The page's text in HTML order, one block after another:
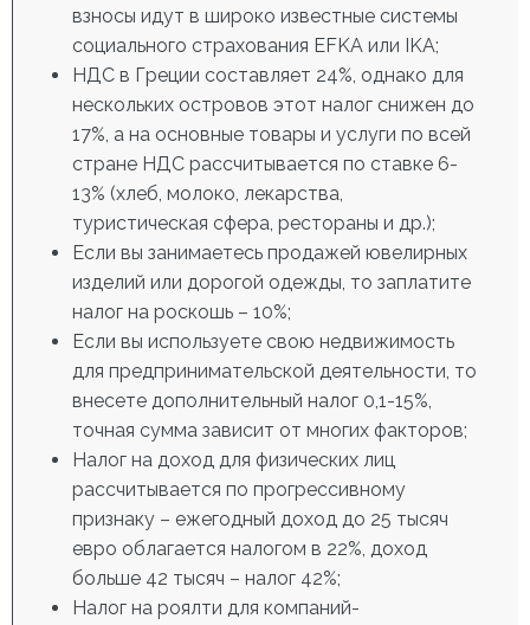
взносы идут в широко известные системы
социального страхования EFKA или IKA;
НДС в Греции составляет 24%, однако для
нескольких островов этот налог снижен до
17%, а на основные товары и услуги по всей
стране НДС рассчитывается по ставке 6-
13% (хлеб, молоко, лекарства,
туристическая сфера, рестораны и др.);
Если вы занимаетесь продажей ювелирных
изделий или дорогой одежды, то заплатите
налог на роскошь – 10%;
Если вы используете свою недвижимость
для предпринимательской деятельности, то
внесете дополнительный налог 0,1-15%,
точная сумма зависит от многих факторов;
Налог на доход для физических лиц
рассчитывается по прогрессивному
признаку – ежегодный доход до 25 тысяч
евро облагается налогом в 22%, доход
больше 42 тысяч – налог 42%;
Налог на роялти для компаний-